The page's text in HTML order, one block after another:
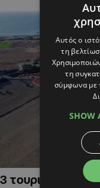
3 τουριστικά
Αυτός ο
τη
τη
σύμφωνα με
SHOW